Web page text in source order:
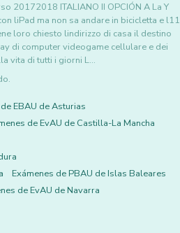
20172018 ITALIANO II OPCIÓN A La Y
liPad ma non sa andare in bicicletta e l11
loro chiesto lindirizzo di casa il destino
di computer videogame cellulare e dei
vita di tutti i giorni L…
EBAU de Asturias
de EvAU de Castilla-La Mancha
Exámenes de PBAU de Islas Baleares
de EvAU de Navarra